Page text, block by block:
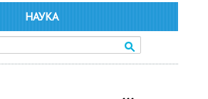
НАУКА